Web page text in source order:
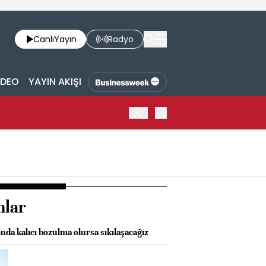
CanlıYayın Radyo
YAYIN AKIŞI
kalıcı bozulma olursa sıkılaşacağız